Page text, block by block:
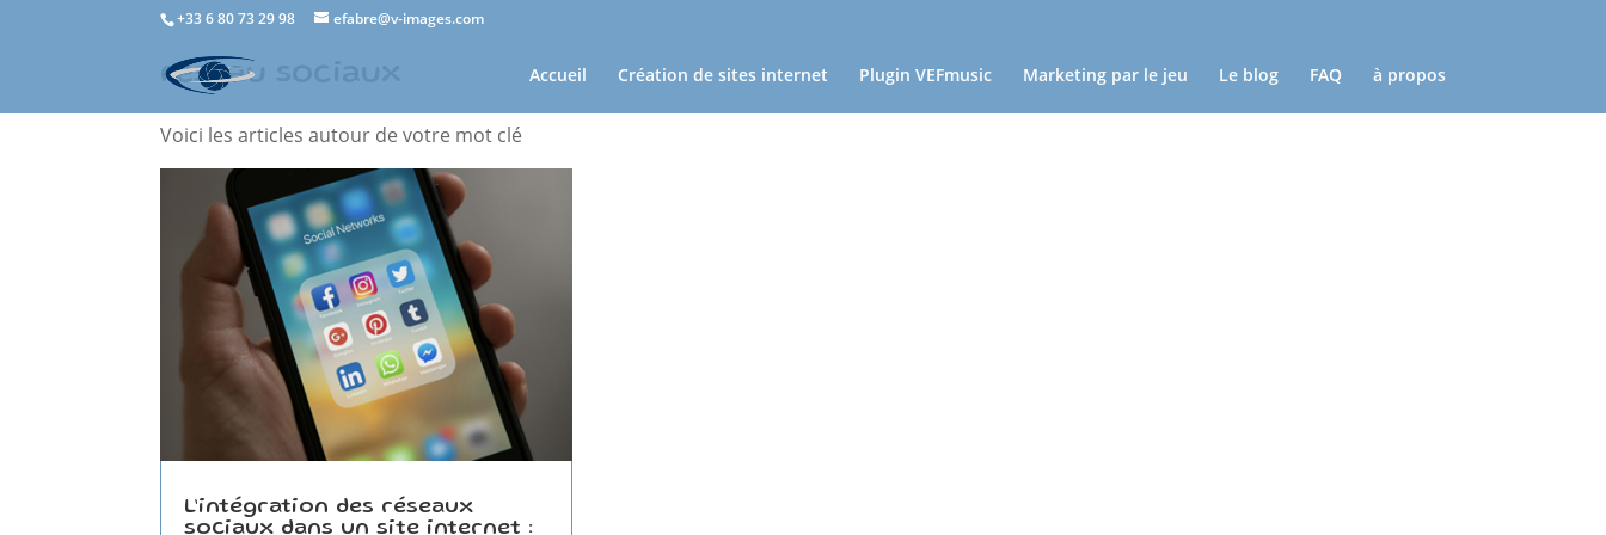
+33 6 80 73 29 98 efabre@v-images.com
Accueil Création de sites internet Plugin VEFmusic Marketing par le jeu Le blog FAQ à propos
réseau sociaux
Voici les articles autour de votre mot clé
L’intégration des réseaux
sociaux dans un site internet :